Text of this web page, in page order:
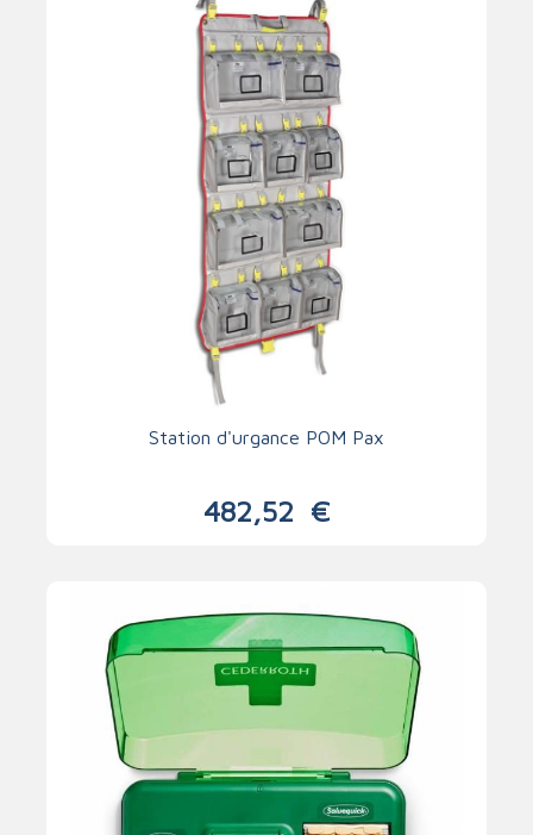
Station d'urgance POM Pax
482,52 €